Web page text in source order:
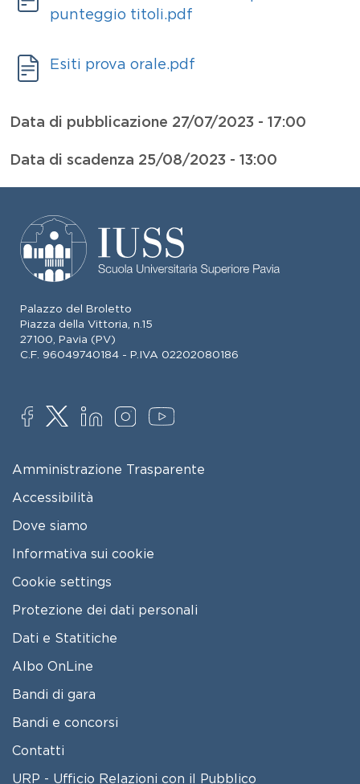
punteggio titoli.pdf
Allegati
Documento
Esiti prova orale.pdf
Data di pubblicazione 27/07/2023 - 17:00
Data di scadenza 25/08/2023 - 13:00
Palazzo del Broletto
Piazza della Vittoria, n.15
27100, Pavia (PV)
C.F. 96049740184 - P.IVA 02202080186
SOCIAL
FOOTER MENU
Amministrazione Trasparente
Accessibilità
Dove siamo
Informativa sui cookie
Cookie settings
Protezione dei dati personali
Dati e Statitiche
FOOTER 2
Albo OnLine
Bandi di gara
Bandi e concorsi
Contatti
URP - Ufficio Relazioni con il Pubblico